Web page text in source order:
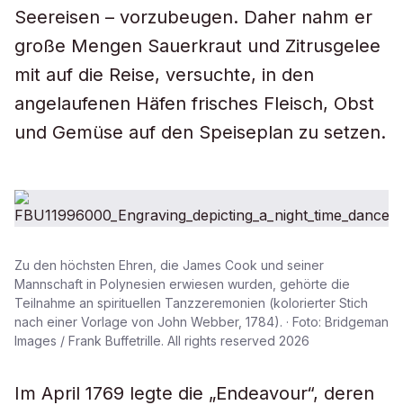
Seereisen – vorzubeugen. Daher nahm er
große Mengen Sauerkraut und Zitrusgelee
mit auf die Reise, versuchte, in den
angelaufenen Häfen frisches Fleisch, Obst
und Gemüse auf den Speiseplan zu setzen.
Zu den höchsten Ehren, die James Cook und seiner
Mannschaft in Polynesien erwiesen wurden, gehörte die
Teilnahme an spirituellen Tanzzeremonien (kolorierter Stich
nach einer Vorlage von John Webber, 1784). · Foto: Bridgeman
Images / Frank Buffetrille. All rights reserved 2026
Im April 1769 legte die „Endeavour“, deren